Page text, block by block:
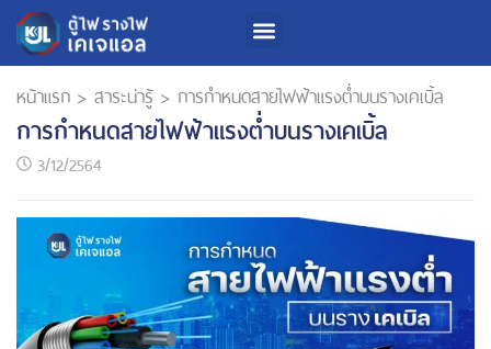
หน้าแรก > สาระน่ารู้ > การกำหนดสายไฟฟ้าแรงต่ำบนรางเคเบิ้ล
การกำหนดสายไฟฟ้าแรงต่ำบนรางเคเบิ้ล
3/12/2564